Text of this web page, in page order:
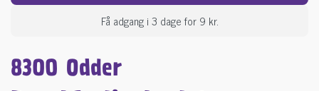
Få adgang i 3 dage for 9 kr.
8300 Odder